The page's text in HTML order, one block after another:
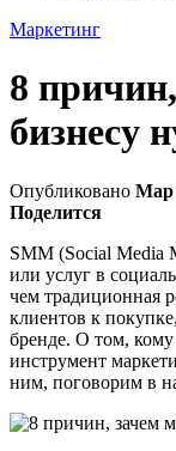
Маркетинг
8
бизнесу
Опубликовано Мар
Поделится
SMM (Social Media
или услуг в
чем традиционная
клиентов к
бренде. О том,
инструмент
ним, поговорим в